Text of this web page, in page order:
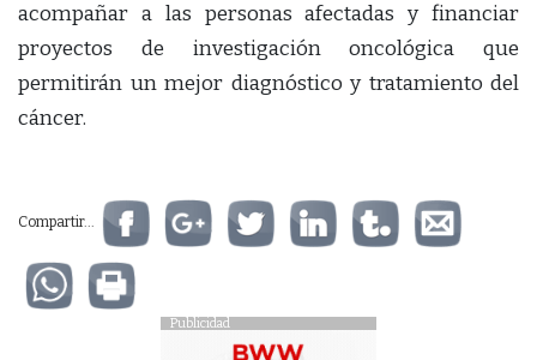
acompañar a las personas afectadas y financiar
proyectos de investigación oncológica que
permitirán un mejor diagnóstico y tratamiento del
cáncer.
Compartir...
Publicidad